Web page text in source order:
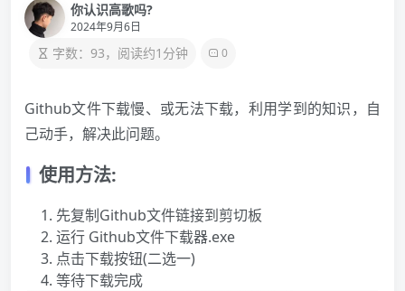
你认识高歌吗?
2024年9月6日
字数：93，阅读约1分钟 0
Github文件下载慢、或无法下载，利用学到的知识，自
己动手，解决此问题。
使用方法:
先复制Github文件链接到剪切板
运行 Github文件下载器.exe
点击下载按钮(二选一)
等待下载完成